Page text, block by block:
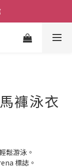
用。
褲泳衣
鬆游泳。
標誌。